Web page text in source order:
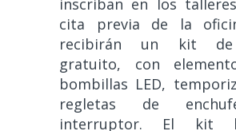
inscriban en los
cita previa de la
recibirán un kit de
gratuito, con
bombillas LED,
regletas de
interruptor. El kit